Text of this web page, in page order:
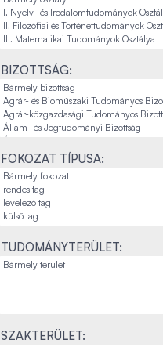
BIZOTTSÁG:
FOKOZAT TÍPUSA:
TUDOMÁNYTERÜLET:
SZAKTERÜLET: